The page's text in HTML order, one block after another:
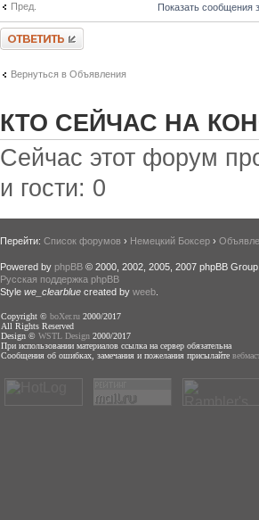
Пред. Показать сообщения
Ответить
Вернуться в Объявления
КТО СЕЙЧАС НА
Сейчас этот форум
и гости: 0
Перейти: Список форумов › Немецкий Боксер ›
Powered by phpBB © 2000, 2002, 2005, 2007 phpBB Group.
Русская поддержка phpBB
Style we_clearblue created by weeb
Copyright © boXer.ru 2000/2017
All Rights Reserved
Design © WSTL Design 2000/2017
При использовании материалов ссылка на сервер обязательна
Сообщения об ошибках, замечания и пожелания присылайте